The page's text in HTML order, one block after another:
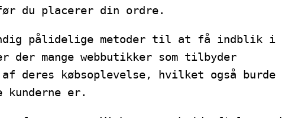
du placerer din ordre.
pålidelige metoder til at få indblik i
der mange webbutikker som tilbyder
af deres købsoplevelse, hvilket også burde
er.